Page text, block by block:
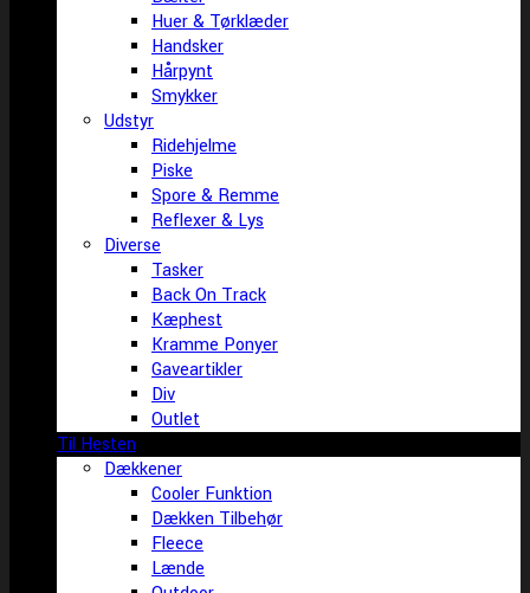
Huer & Tørklæder
Handsker
Hårpynt
Smykker
Udstyr
Ridehjelme
Piske
Spore & Remme
Reflexer & Lys
Diverse
Tasker
Back On Track
Kæphest
Kramme Ponyer
Gaveartikler
Div
Outlet
Til Hesten
Dækkener
Cooler Funktion
Dækken Tilbehør
Fleece
Lænde